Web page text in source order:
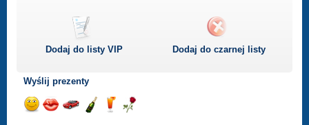
Dodaj do listyVIP Dodaj do czarnej listy
Wyślij prezenty